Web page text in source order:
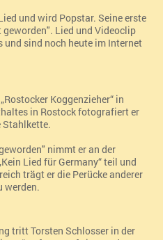
und wird Popstar. Seine erste
Lied und Videoclip
sind noch heute im Internet
Rostocker Koggenzieher“ in
in Rostock fotografiert er
Stahlkette.
nimmt er an der
Kein Lied für Germany“ teil und
trägt er die Perücke anderer
werden.
tritt Torsten Schlosser in der